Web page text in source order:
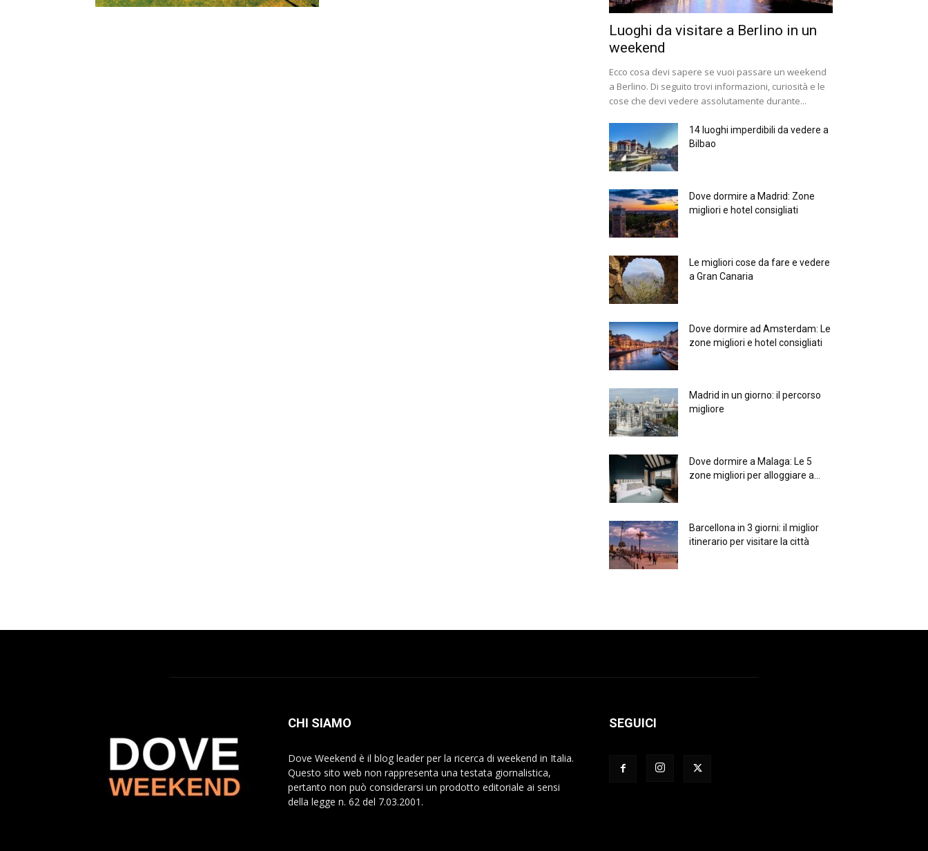
Luoghi da visitare a Berlino in un
weekend
Ecco cosa devi sapere se vuoi passare un weekend
a Berlino. Di seguito trovi informazioni, curiosità e le
cose che devi vedere assolutamente durante...
14 luoghi imperdibili da vedere a
Bilbao
Dove dormire a Madrid: Zone
migliori e hotel consigliati
Le migliori cose da fare e vedere
a Gran Canaria
Dove dormire ad Amsterdam: Le
zone migliori e hotel consigliati
Madrid in un giorno: il percorso
migliore
Dove dormire a Malaga: Le 5
zone migliori per alloggiare a...
Barcellona in 3 giorni: il miglior
itinerario per visitare la città
CHI SIAMO
Dove Weekend è il blog leader per la ricerca di weekend in Italia.
Questo sito web non rappresenta una testata giornalistica,
pertanto non può considerarsi un prodotto editoriale ai sensi
della legge n. 62 del 7.03.2001.
SEGUICI